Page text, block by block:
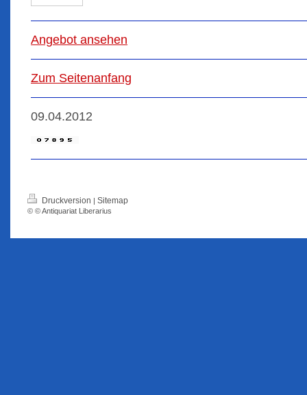
Angebot ansehen
Zum Seitenanfang
09.04.2012
Druckversion | Sitemap
© © Antiquariat Liberarius